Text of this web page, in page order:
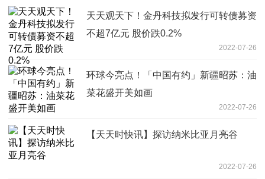
天天观天下！金丹科技拟发行可转债募资
不超7亿元 股价跌0.2%
2022-07-26
环球今亮点！「中国有约」新疆昭苏：油
菜花盛开美如画
2022-07-26
【天天时快讯】探访纳米比亚月亮谷
2022-07-26